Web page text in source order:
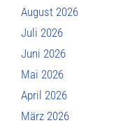
August 2026
Juli 2026
Juni 2026
Mai 2026
April 2026
März 2026